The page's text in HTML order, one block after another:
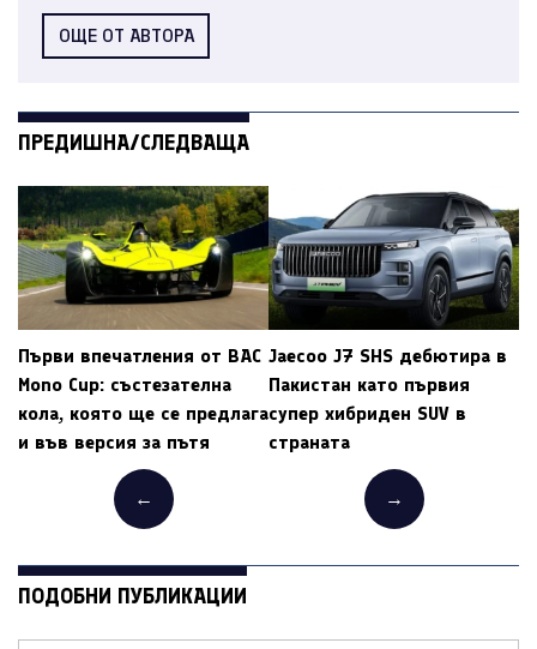
ОЩЕ ОТ АВТОРА
ПРЕДИШНА/СЛЕДВАЩА
Първи впечатления от BAC
Mono Cup: състезателна
кола, която ще се предлага
и във версия за пътя
←
Jaecoo J7 SHS дебютира в
Пакистан като първия
супер хибриден SUV в
страната
→
ПОДОБНИ ПУБЛИКАЦИИ